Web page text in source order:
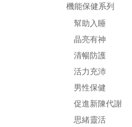
機能保健系列
幫助入睡
晶亮有神
清暢防護
活力充沛
男性保健
促進新陳代謝
思緒靈活